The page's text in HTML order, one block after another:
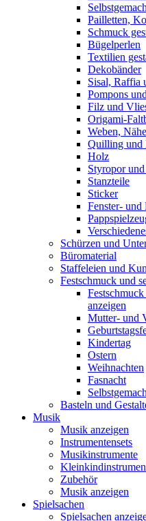
Pailletten,
Schmuck
Bügelperlen
Textilien
Dekobänder
Sisal, Raffia
Pompons
Filz und
Origami-
Weben,
Quilling und
Holz
Styropor
Stanzteile
Sticker
Fenster-
Schürzen und
Büromaterial
Staffeleien und
Festschmuck und
anzeigen
Mutter- und
Kindertag
Ostern
Weihnachten
Fasnacht
Basteln und
Musik
Musik anzeigen
Instrumentensets
Musikinstrumente
Zubehör
Musik anzeigen
Spielsachen
Spielsachen